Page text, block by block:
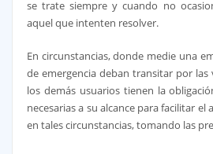
se trate siempre y cuando no
aquel que intenten resolver.
En circunstancias, donde medie una
de emergencia deban transitar por las
los demás usuarios tienen la
necesarias a su alcance para facilitar el
en tales circunstancias, tomando las